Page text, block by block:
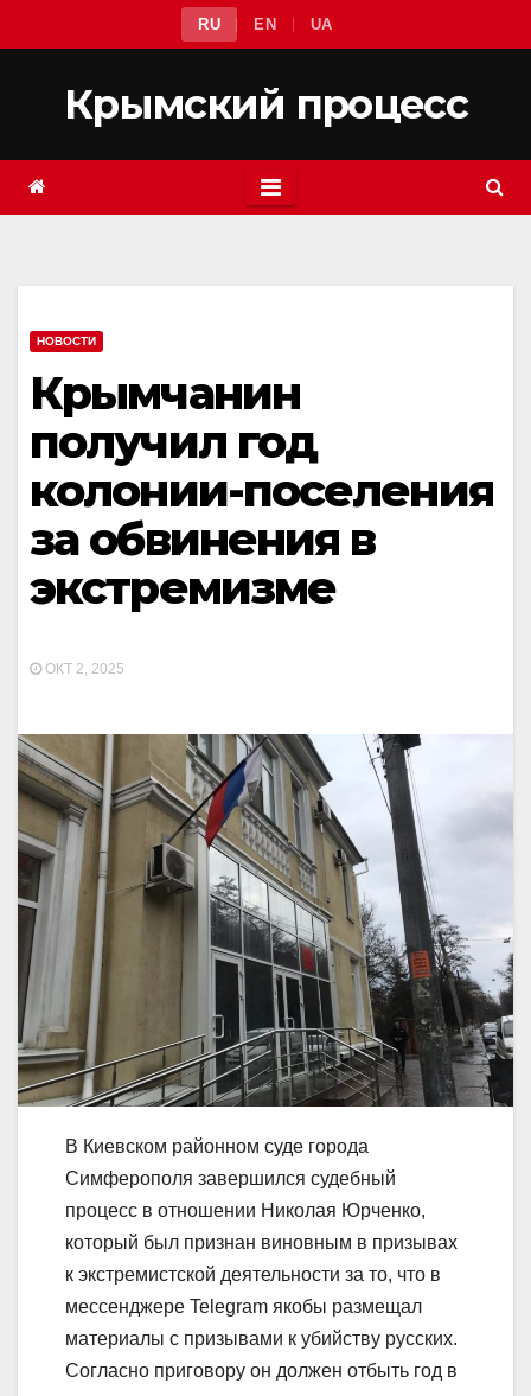
к
содержимому
RU EN UA
Крымский процесс
НОВОСТИ
Крымчанин
получил год
колонии-поселения
за обвинения в
экстремизме
ОКТ 2, 2025
В Киевском районном суде города
Симферополя завершился судебный
процесс в отношении Николая Юрченко,
который был признан виновным в призывах
к экстремистской деятельности за то, что в
мессенджере Telegram якобы размещал
материалы с призывами к убийству русских.
Согласно приговору он должен отбыть год в